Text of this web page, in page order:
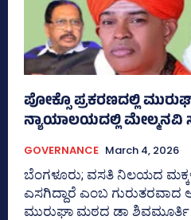
ಪೋಕ್ಸೊ ಪ್ರಕರಣದಲ್ಲಿ
ನ್ಯಾಯಾಲಯದಲ್ಲಿ ಮೇಲ್ಮನವಿ
GOVERNANCE March 4, 2026
ಬೆಂಗಳೂರು; ವಸತಿ ನಿಲಯದ
ಎಸಗಿದ್ದಾರೆ ಎಂಬ
ಮುರುಘಾ ಮಠದ ಡಾ ಶಿವಮೂರ್ತಿ